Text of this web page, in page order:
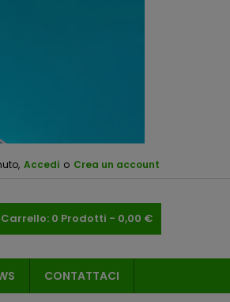
Accedi o Crea un account
Carrello: 0 Prodotti - 0,00 €
CONTATTACI